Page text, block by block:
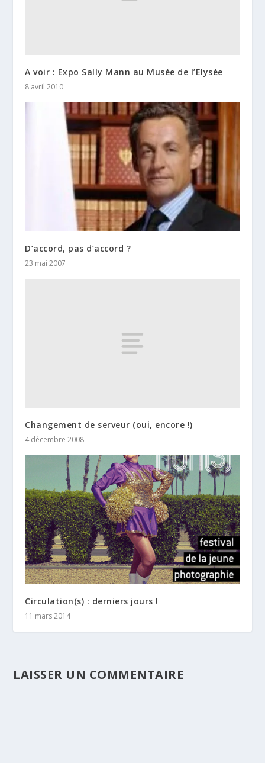
A voir : Expo Sally Mann au Musée de l’Elysée
8 avril 2010
D’accord, pas d’accord ?
23 mai 2007
Changement de serveur (oui, encore !)
4 décembre 2008
Circulation(s) : derniers jours !
11 mars 2014
LAISSER UN COMMENTAIRE